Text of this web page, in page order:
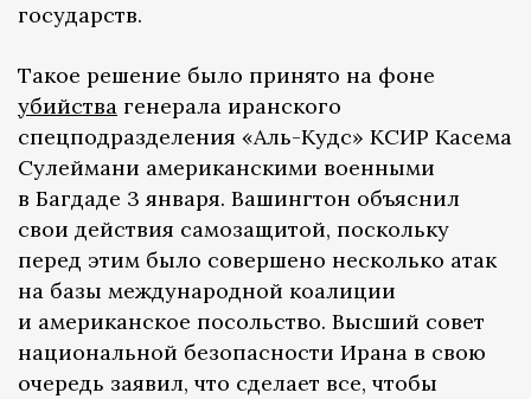
государств.
Такое решение было принято на фоне
убийства генерала иранского
спецподразделения «Аль-Кудс» КСИР Касема
Сулеймани американскими военными
в Багдаде 3 января. Вашингтон объяснил
свои действия самозащитой, поскольку
перед этим было совершено несколько атак
на базы международной коалиции
и американское посольство. Высший совет
национальной безопасности Ирана в свою
очередь заявил, что сделает все, чтобы